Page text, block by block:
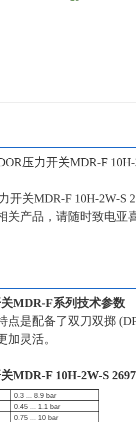
压力开关MDR-F 10H-
开关MDR-F 10H-2W-S
关产品，请随时致电亚
MDR-F系列技术参数
点是配备了双刀双掷
加灵活。
MDR-F 10H-2W-S
0.3 ... 8.9 bar
0.45 ... 1.1 bar
0.75 ... 10 bar